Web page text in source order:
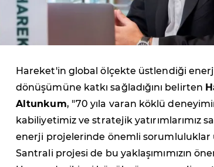
Hareket'in global ölçekte üstlendiği
dönüşümüne katkı sağladığını belirten
Altunkum, "70 yıla varan köklü
kabiliyetimiz ve stratejik yatırımlarımız
enerji projelerinde önemli sorumluluklar
Santrali projesi de bu yaklaşımımızın